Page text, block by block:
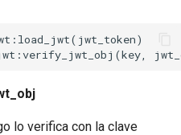
lo verifica con la clave